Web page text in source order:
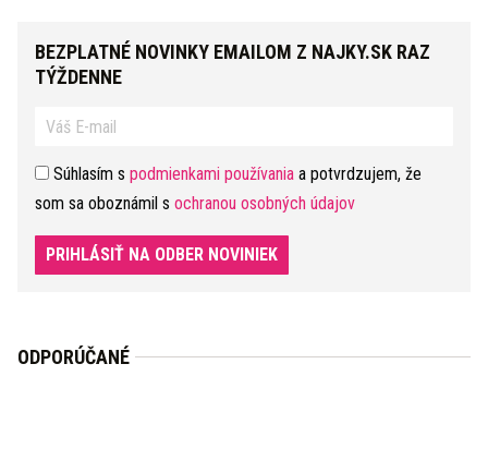
BEZPLATNÉ NOVINKY EMAILOM Z NAJKY.SK RAZ
TÝŽDENNE
Súhlasím s podmienkami používania a potvrdzujem, že
som sa oboznámil s ochranou osobných údajov
PRIHLÁSIŤ NA ODBER NOVINIEK
ODPORÚČANÉ